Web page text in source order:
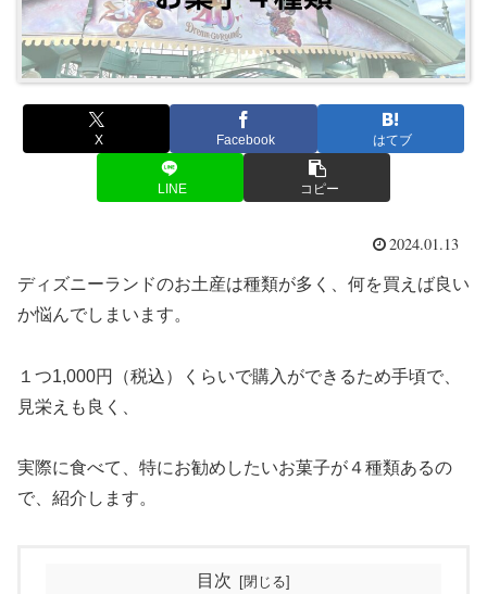
X Facebook はてブ
LINE コピー
2024.01.13
ディズニーランドのお土産は種類が多く、何を買えば良い
か悩んでしまいます。
１つ1,000円（税込）くらいで購入ができるため手頃で、
見栄えも良く、
実際に食べて、特にお勧めしたいお菓子が４種類あるの
で、紹介します。
目次